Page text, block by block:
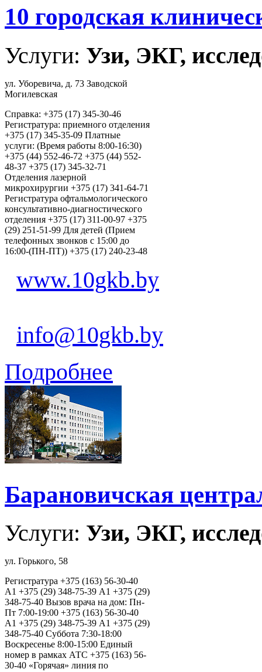
10 городская
Услуги: Узи, ЭКГ,
ул. Уборевича, д. 73 Заводской
Могилевская
Справка: +375 (17) 345-30-46
Регистратура: приемного отделения
+375 (17) 345-35-09 Платные
услуги: (Время работы 8:00-16:30)
+375 (44) 552-46-72 +375 (44) 552-
48-37 +375 (17) 345-32-71
Отделения лазерной
микрохирургии +375 (17) 341-64-71
Регистратура офтальмологического
консультативно-диагностического
отделения +375 (17) 311-00-97 +375
(29) 251-51-99 Для детей (Прием
телефонных звонков с 15:00 до
16:00-(ПН-ПТ)) +375 (17) 240-23-48
www.10gkb.by
info@10gkb.by
Подробнее
Барановичская
Услуги: Узи, ЭКГ,
ул. Горького, 58
Регистратура +375 (163) 56-30-40
А1 +375 (29) 348-75-39 А1 +375 (29)
348-75-40 Вызов врача на дом: Пн-
Пт 7:00-19:00 +375 (163) 56-30-40
А1 +375 (29) 348-75-39 А1 +375 (29)
348-75-40 Суббота 7:30-18:00
Воскресенье 8:00-15:00 Единый
номер в рамках АТС +375 (163) 56-
30-40 «Горячая» линия по